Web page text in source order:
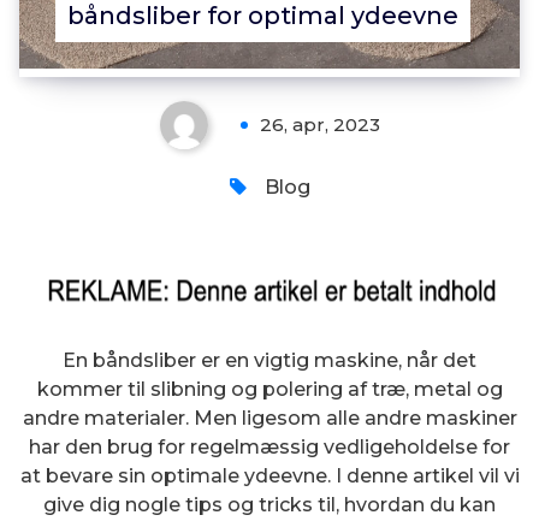
båndsliber for optimal ydeevne
26, apr, 2023
Blog
En båndsliber er en vigtig maskine, når det
kommer til slibning og polering af træ, metal og
andre materialer. Men ligesom alle andre maskiner
har den brug for regelmæssig vedligeholdelse for
at bevare sin optimale ydeevne. I denne artikel vil vi
give dig nogle tips og tricks til, hvordan du kan